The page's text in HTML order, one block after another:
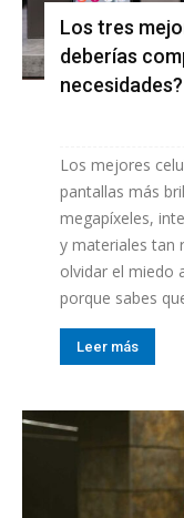
Los tres
deberías
necesidades?
Los mejores
pantallas más
megapíxeles,
y materiales tan
olvidar el miedo
porque sabes
Leer más